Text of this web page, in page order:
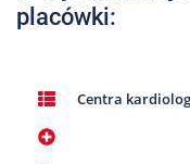
Galeria
placówki:
Centra